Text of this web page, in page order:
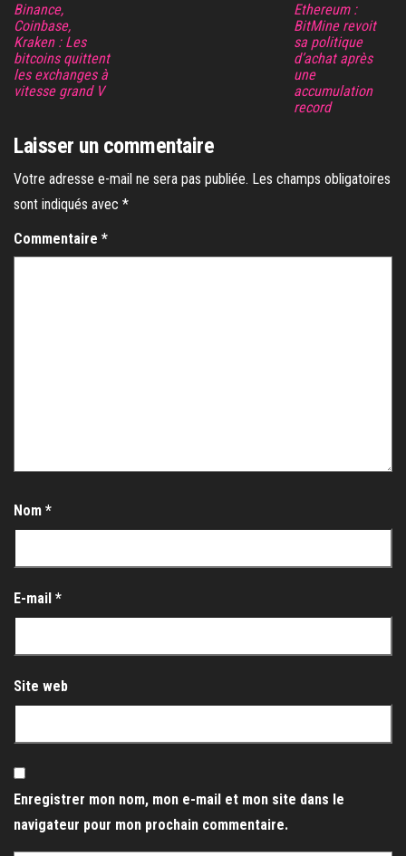
Binance,
Coinbase,
Kraken : Les
bitcoins quittent
les exchanges à
vitesse grand V
Ethereum :
BitMine revoit
sa politique
d’achat après
une
accumulation
record
Laisser un commentaire
Votre adresse e-mail ne sera pas publiée. Les champs obligatoires
sont indiqués avec *
Commentaire *
Nom *
E-mail *
Site web
Enregistrer mon nom, mon e-mail et mon site dans le
navigateur pour mon prochain commentaire.